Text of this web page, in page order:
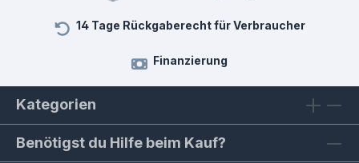
14 Tage Rückgaberecht für Verbraucher
Finanzierung
Kategorien
Benötigst du Hilfe beim Kauf?